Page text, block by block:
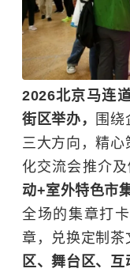
2026北京马连
街区举办，
围绕
三大方向，精
化交流会推介
动+室外特色市
全场的集章打
章，兑换定制茶
区、舞台区、